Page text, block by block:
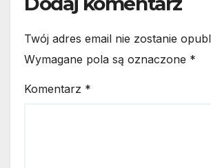
Twój adres email nie zostanie
Wymagane pola są oznaczone *
Komentarz *